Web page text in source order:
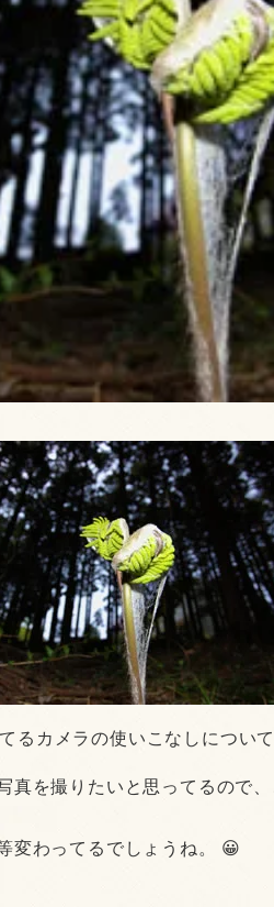
るカメラの使いこなしについ
真を撮りたいと思ってるので
変わってるでしょうね。 😀